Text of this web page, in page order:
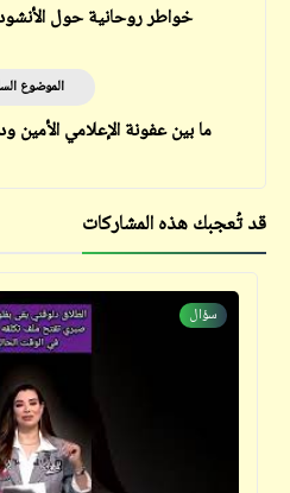
خواطر روحانية حول
الموضوع
ما بين عفونة الإعلامي
قد تُعجبك هذه المشاركات
سؤال